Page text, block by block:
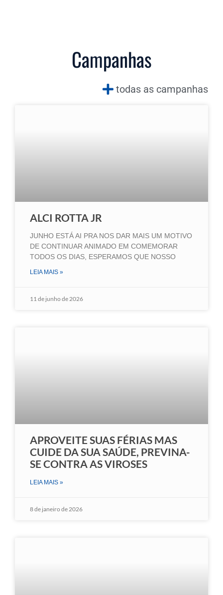
Campanhas
todas as campanhas
ALCI ROTTA JR
JUNHO ESTÁ AI PRA NOS DAR MAIS UM MOTIVO
DE CONTINUAR ANIMADO EM COMEMORAR
TODOS OS DIAS, ESPERAMOS QUE NOSSO
LEIA MAIS »
11 de junho de 2026
APROVEITE SUAS FÉRIAS MAS
CUIDE DA SUA SAÚDE, PREVINA-
SE CONTRA AS VIROSES
LEIA MAIS »
8 de janeiro de 2026